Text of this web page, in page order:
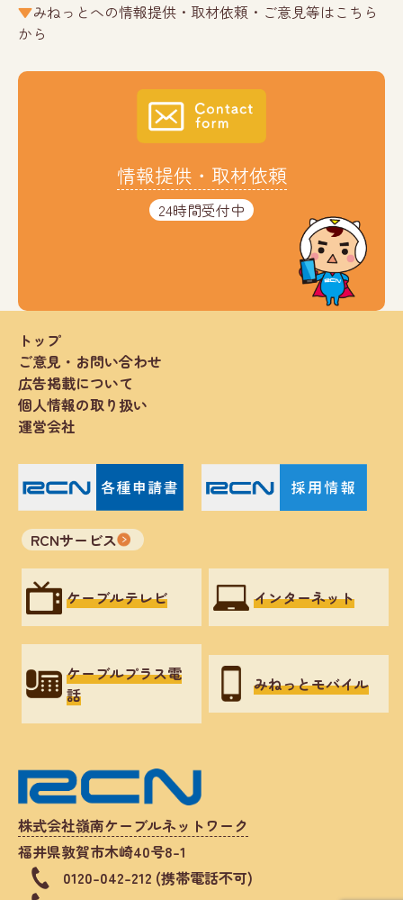
みねっとへの情報提供・取材依頼・ご意見等はこちら
から
情報提供・取材依頼
24時間受付中
株式会社嶺南ケーブルネットワーク
福井県敦賀市木崎40号8-1
0120-042-212 (携帯電話不可)
トップ
ご意見・お問い合わせ
広告掲載について
個人情報の取り扱い
運営会社
RCNサービス
ケーブルテレビ インターネット
ケーブルプラス電
話
みねっとモバイル